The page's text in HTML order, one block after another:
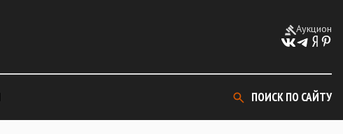
Аукцион
ПОИСК ПО САЙТУ